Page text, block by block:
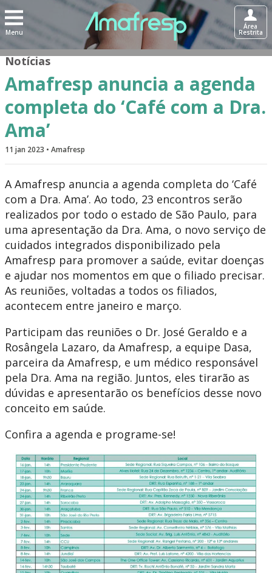
Menu
Área
Restrita
Notícias
Amafresp anuncia a agenda
completa do ‘Café com a Dra.
Ama’
11 jan 2023 • Amafresp
A Amafresp anuncia a agenda completa do ‘Café
com a Dra. Ama’. Ao todo, 23 encontros serão
realizados por todo o estado de São Paulo, para
uma apresentação da Dra. Ama, o novo serviço de
cuidados integrados disponibilizado pela
Amafresp para promover a saúde, evitar doenças
e ajudar nos momentos em que o filiado precisar.
As reuniões, voltadas a todos os filiados,
acontecem entre janeiro e março.
Participam das reuniões o Dr. José Geraldo e a
Rosângela Lazaro, da Amafresp, a equipe Dasa,
parceira da Amafresp, e um médico responsável
pela Dra. Ama na região. Juntos, eles tirarão as
dúvidas e apresentarão os benefícios desse novo
conceito em saúde.
Confira a agenda e programe-se!